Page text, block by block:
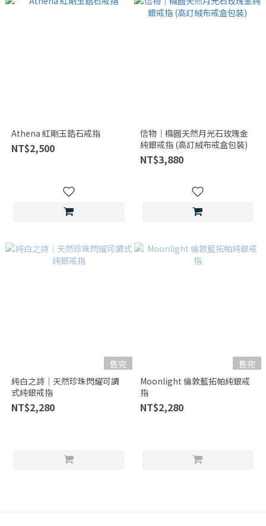
Athena 紅剛玉鋯石戒指
NT$2,500
信物｜橢圓天然月光石玫瑰金
純銀戒指 (高訂絨布戒盒包裝)
NT$3,880
售完
純白之詩｜天然珍珠閃耀可調
式純銀戒指
NT$2,280
售完
Moonlight 倫敦藍拓帕純銀戒
指
NT$2,280